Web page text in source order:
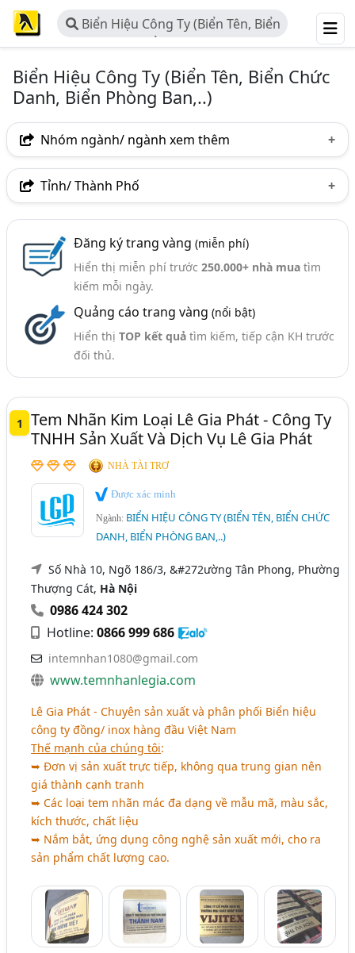
Biển Hiệu Công Ty (Biển Tên, Biển
Chức Danh, Biển Phòng Ban,..)
Biển Hiệu Công Ty (Biển Tên, Biển Chức
Danh, Biển Phòng Ban,..)
Nhóm ngành/ ngành xem thêm
Ngành nghề
Ngành xem thêm
Quảng Cáo - Thiết Kế Và Thi Công Quảng Cáo (Bảng,
Biển, Đèn) (1204)
Quà Tặng Doanh Nghiệp, Quà Tặng Khách Hàng (Sự
Kiện, Khuyến Mại, Hội Nghị,.) (406)
Gia Công MiCa - Kệ, Giá, Hộp, Menu Mica (93)
Tỉnh/ Thành Phố
Lâm Đồng
TP. Hải Phòng
Bắc Giang
Quảng Nam
Đăng ký trang vàng (miễn phí)
Hiển thị miễn phí trước 250.000+ nhà muatìm
kiếm mỗi ngày.
Quảng cáo trang vàng (nổi bật)
Hiển thị TOP kết quảtìm kiếm, tiếp cận KH trước
đối thủ.
1
Tem Nhãn Kim Loại Lê Gia Phát - Công Ty
TNHH Sản Xuất Và Dịch Vụ Lê Gia Phát
NHÀ TÀI TRỢ
Được xác minh
Ngành: BIỂN HIỆU CÔNG TY (BIỂN TÊN, BIỂN CHỨC
DANH, BIỂN PHÒNG BAN,..)
Số Nhà 10, Ngõ 186/3, &#272ường Tân Phong, Phường
Thượng Cát, Hà Nội
0986 424 302
Hotline:0866 999 686
intemnhan1080@gmail.com
www.temnhanlegia.com
Lê Gia Phát - Chuyên sản xuất và phân phối Biển hiệu
công ty đồng/ inox hàng đầu Việt Nam
Thế mạnh của chúng tôi:
➥ Đơn vị sản xuất trực tiếp, không qua trung gian nên
giá thành cạnh tranh
➥ Các loại tem nhãn mác đa dạng về mẫu mã, màu sắc,
kích thước, chất liệu
➥ Nắm bắt, ứng dụng công nghệ sản xuất mới, cho ra
sản phẩm chất lượng cao.